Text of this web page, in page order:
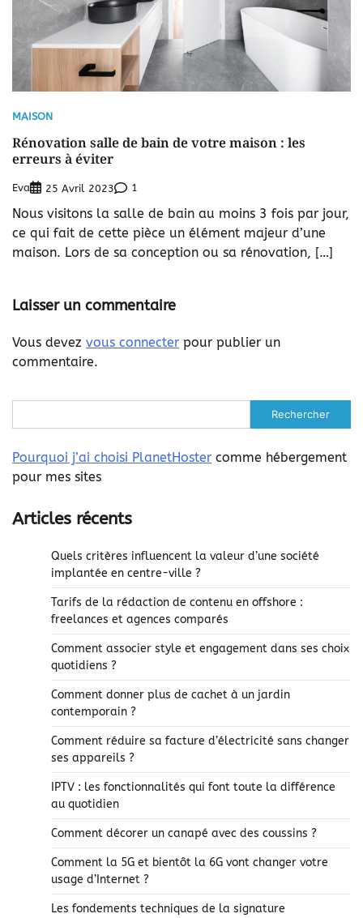
MAISON
Rénovation salle de bain de votre maison : les
erreurs à éviter
Eva 25 Avril 2023 1
Nous visitons la salle de bain au moins 3 fois par jour,
ce qui fait de cette pièce un élément majeur d’une
maison. Lors de sa conception ou sa rénovation, […]
Laisser un commentaire
Vous devez vous connecter pour publier un
commentaire.
Rechercher
Pourquoi j’ai choisi PlanetHoster comme hébergement
pour mes sites
Articles récents
Quels critères influencent la valeur d’une société
implantée en centre-ville ?
Tarifs de la rédaction de contenu en offshore :
freelances et agences comparés
Comment associer style et engagement dans ses choix
quotidiens ?
Comment donner plus de cachet à un jardin
contemporain ?
Comment réduire sa facture d’électricité sans changer
ses appareils ?
IPTV : les fonctionnalités qui font toute la différence
au quotidien
Comment décorer un canapé avec des coussins ?
Comment la 5G et bientôt la 6G vont changer votre
usage d’Internet ?
Les fondements techniques de la signature